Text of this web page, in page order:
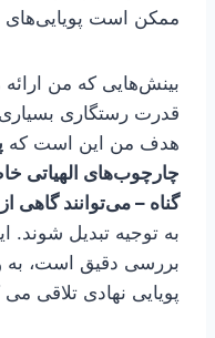
ممکن است پویایی‌های
بینش‌هایی که من
قدرت رستگاری
هدف من این است که
چارچوب‌های الهیاتی
گناه – می‌توانند گاهی
به توجیه تبدیل
بررسی دقیق است، به
پویایی نهادی تلاقی می